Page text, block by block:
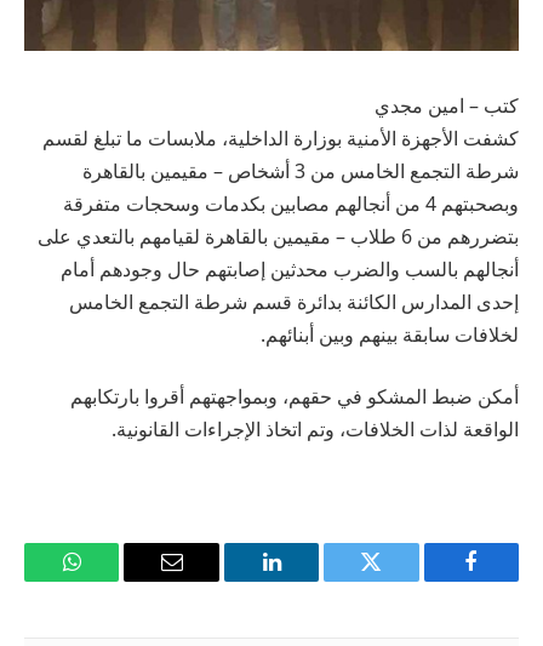
كتب – امين مجدي
كشفت الأجهزة الأمنية بوزارة الداخلية، ملابسات ما تبلغ لقسم
شرطة التجمع الخامس من 3 أشخاص – مقيمين بالقاهرة
وبصحبتهم 4 من أنجالهم مصابين بكدمات وسحجات متفرقة
بتضررهم من 6 طلاب – مقيمين بالقاهرة لقيامهم بالتعدي على
أنجالهم بالسب والضرب محدثين إصابتهم حال وجودهم أمام
إحدى المدارس الكائنة بدائرة قسم شرطة التجمع الخامس
لخلافات سابقة بينهم وبين أبنائهم.
أمكن ضبط المشكو في حقهم، وبمواجهتهم أقروا بارتكابهم
الواقعة لذات الخلافات، وتم اتخاذ الإجراءات القانونية.
فيسبوك تويتر لينكدإن
البريد
واتساب